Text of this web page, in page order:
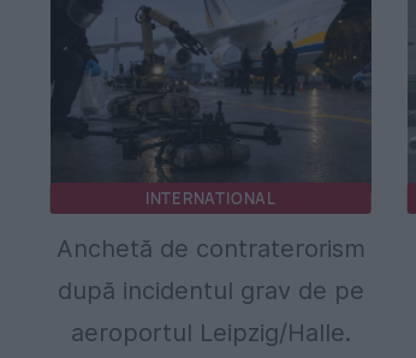
INTERNATIONAL
Anchetă de contraterorism
după incidentul grav de pe
aeroportul Leipzig/Halle.